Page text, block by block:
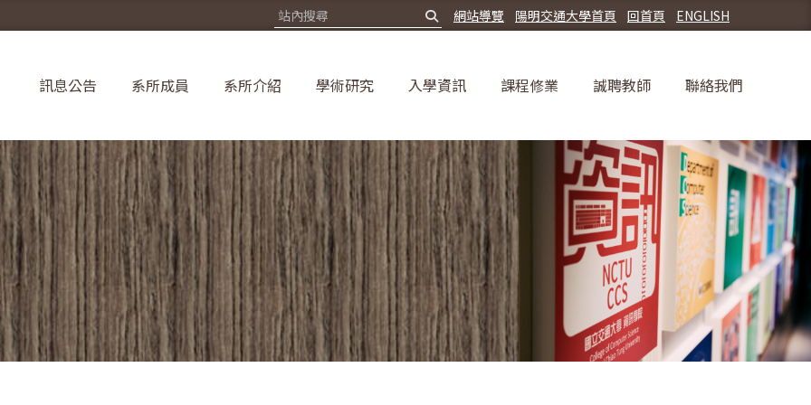
ENGLISH
回首頁
陽明交通大學首頁
網站導覽
訊息公告 系所成員 系所介紹 學術研究 入學資訊 課程修業 誠聘教師 聯絡我們